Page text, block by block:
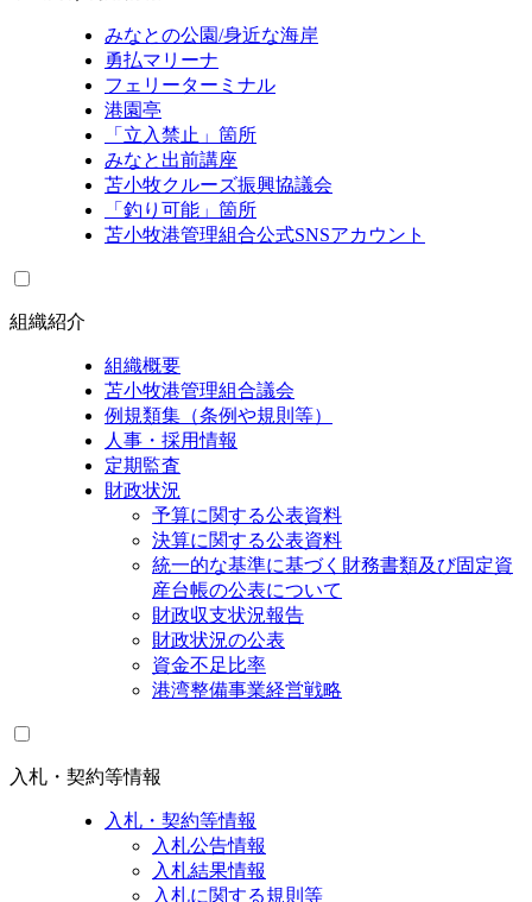
みなとの公園/身近な海岸
勇払マリーナ
フェリーターミナル
港園亭
「立入禁止」箇所
みなと出前講座
苫小牧クルーズ振興協議会
「釣り可能」箇所
苫小牧港管理組合公式SNSアカウント
組織紹介
組織概要
苫小牧港管理組合議会
例規類集（条例や規則等）
人事・採用情報
定期監査
財政状況
予算に関する公表資料
決算に関する公表資料
統一的な基準に基づく財務書類及び固定資
産台帳の公表について
財政収支状況報告
財政状況の公表
資金不足比率
港湾整備事業経営戦略
入札・契約等情報
入札・契約等情報
入札公告情報
入札結果情報
入札に関する規則等